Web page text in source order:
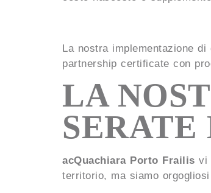
La nostra implementazione
partnership certificate con
LA
SERATE
acQuachiara Porto Frailis vi
territorio, ma siamo